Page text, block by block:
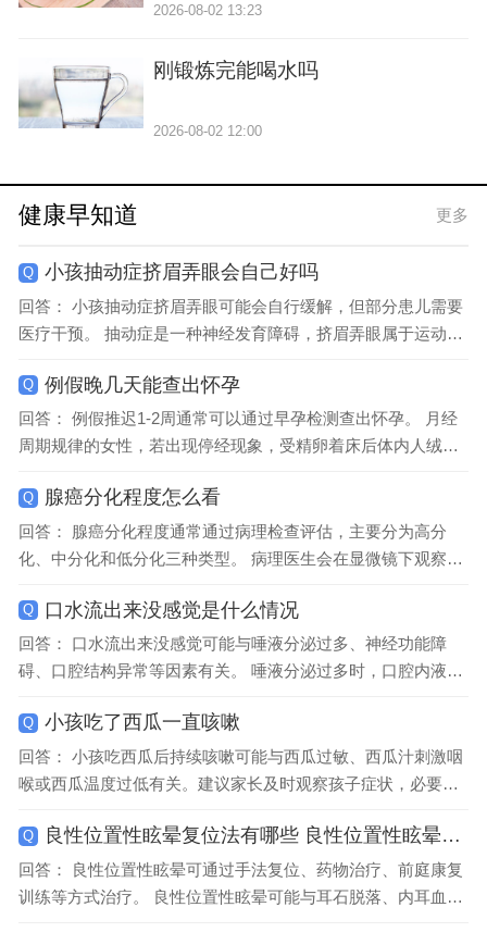
2026-08-02 13:23
刚锻炼完能喝水吗
2026-08-02 12:00
健康早知道 更多
Q 小孩抽动症挤眉弄眼会自己好吗
回答： 小孩抽动症挤眉弄眼可能会自行缓解，但部分患儿需要
医疗干预。 抽动症是一种神经发育障碍，挤眉弄眼属于运动性
压力、心理因素或遗传...
Q 例假晚几天能查出怀孕
回答： 例假推迟1-2周通常可以通过早孕检测查出怀孕。 月经
周期规律的女性，若出现停经现象，受精卵着床后体内人绒毛
来潮后1周检测出阳...
Q 腺癌分化程度怎么看
回答： 腺癌分化程度通常通过病理检查评估，主要分为高分
化、中分化和低分化三种类型。 病理医生会在显微镜下观察肿
程度。高分化腺癌的细胞...
Q 口水流出来没感觉是什么情况
回答： 口水流出来没感觉可能与唾液分泌过多、神经功能障
碍、口腔结构异常等因素有关。 唾液分泌过多时，口腔内液体
腔炎症刺激、胃酸反流或...
Q 小孩吃了西瓜一直咳嗽
回答： 小孩吃西瓜后持续咳嗽可能与西瓜过敏、西瓜汁刺激咽
喉或西瓜温度过低有关。建议家长及时观察孩子症状，必要时
皮肤瘙痒等症状，咳嗽...
Q 良性位置性眩晕复位法有哪些 良性位置性眩晕要怎么办
回答： 良性位置性眩晕可通过手法复位、药物治疗、前庭康复
训练等方式治疗。 良性位置性眩晕可能与耳石脱落、内耳血液